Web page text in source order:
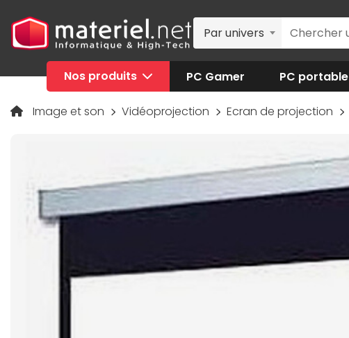
Par univers
Nos produits PC Gamer PC portable
Image et son Vidéoprojection Ecran de projection